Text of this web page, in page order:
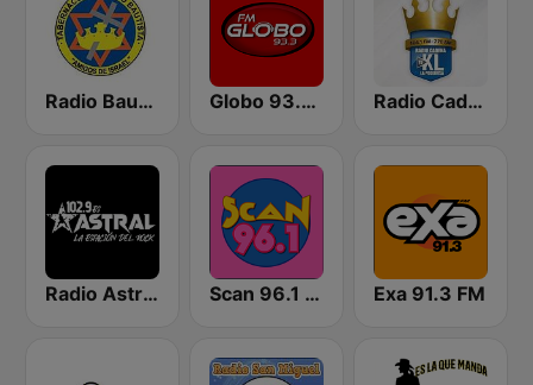
Radio Bautista Global 89.7 FM Globo 93.3 FM Radio Cadena YSKL La Poderosa
Radio Astral 102.9 FM Scan 96.1 FM Exa 91.3 FM